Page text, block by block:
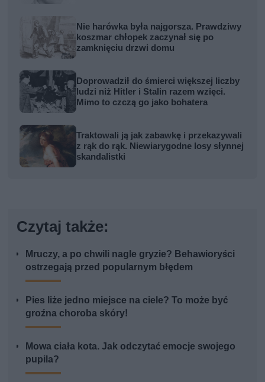
Nie harówka była najgorsza. Prawdziwy
koszmar chłopek zaczynał się po
zamknięciu drzwi domu
Doprowadził do śmierci większej liczby
ludzi niż Hitler i Stalin razem wzięci.
Mimo to czczą go jako bohatera
Traktowali ją jak zabawkę i przekazywali
z rąk do rąk. Niewiarygodne losy słynnej
skandalistki
Czytaj także:
Mruczy, a po chwili nagle gryzie? Behawioryści
ostrzegają przed popularnym błędem
Pies liże jedno miejsce na ciele? To może być
groźna choroba skóry!
Mowa ciała kota. Jak odczytać emocje swojego
pupila?